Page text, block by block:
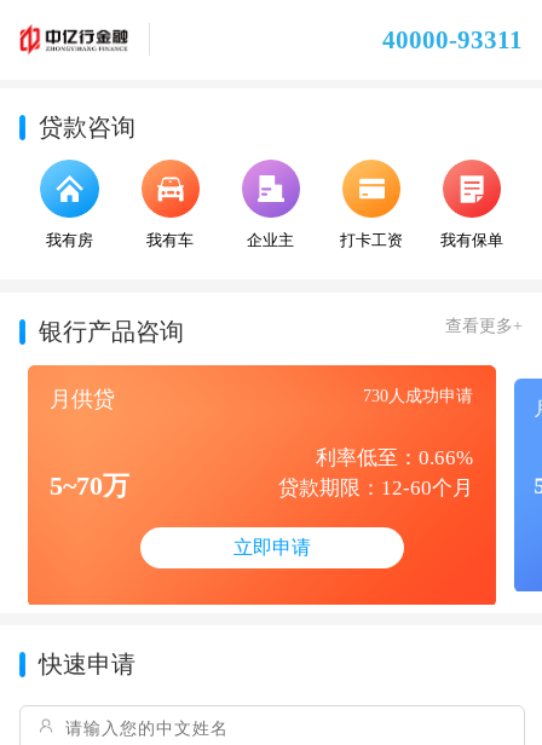
40000-93311
贷款咨询
我有房 我有车 企业主 打卡工资 我有保单
银行产品咨询 查看更多+
月供贷 730人成功申请
5~70万
利率低至：0.66%
贷款期限：12-60个月
立即申请
快速申请